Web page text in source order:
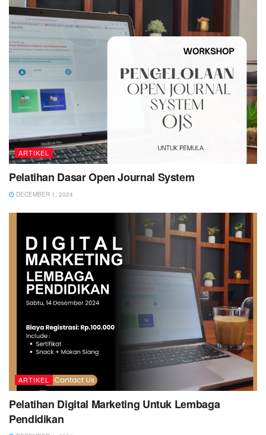
ARTIKEL
Pelatihan Dasar Open Journal System
DECEMBER 1, 2024
ARTIKEL
Pelatihan Digital Marketing Untuk Lembaga
Pendidikan